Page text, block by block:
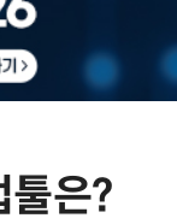
툴은?